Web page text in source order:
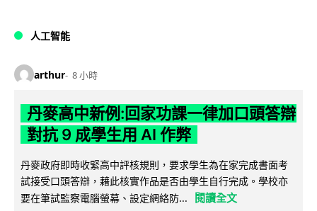
人工智能
arthur 8 小時
丹麥高中新例:回家功課一律加口頭答辯
對抗 9 成學生用 AI 作弊
丹麥政府即時收緊高中評核規則，要求學生為在家完成書面考
試接受口頭答辯，藉此核實作品是否由學生自行完成。學校亦
要在筆試監察電腦螢幕、設定網絡防...
閱讀全文